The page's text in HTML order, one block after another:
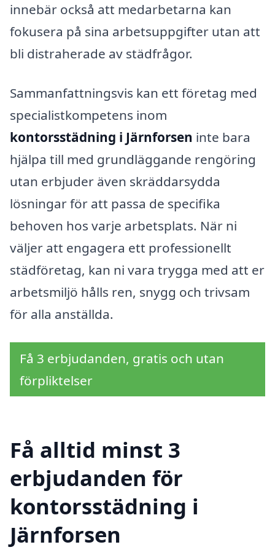
innebär också att medarbetarna kan
fokusera på sina arbetsuppgifter utan att
bli distraherade av städfrågor.
Sammanfattningsvis kan ett företag med
specialistkompetens inom
kontorsstädning i Järnforsen inte bara
hjälpa till med grundläggande rengöring
utan erbjuder även skräddarsydda
lösningar för att passa de specifika
behoven hos varje arbetsplats. När ni
väljer att engagera ett professionellt
städföretag, kan ni vara trygga med att er
arbetsmiljö hålls ren, snygg och trivsam
för alla anställda.
Få 3 erbjudanden, gratis och utan
förpliktelser
Få alltid minst 3
erbjudanden för
kontorsstädning i
Järnforsen